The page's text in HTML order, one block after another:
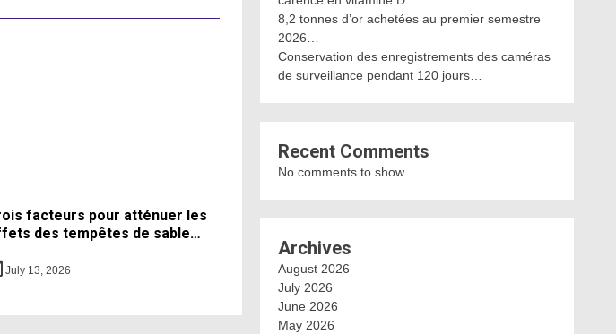
facteurs pour atténuer les
des tempêtes de sable…
July 13, 2026
8,2 tonnes d’or achetées au premier semestre
2026…
Conservation des enregistrements des caméras
de surveillance pendant 120 jours…
Recent Comments
No comments to show.
Archives
August 2026
July 2026
June 2026
May 2026